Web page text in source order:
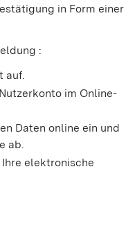
in Form einer
:
auf.
im Online-
Daten online ein und
ab.
elektronische